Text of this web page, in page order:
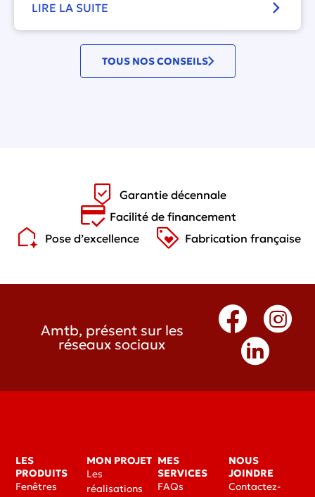
LIRE LA SUITE
TOUS NOS CONSEILS
Garantie décennale
Facilité de financement
Pose d’excellence
Fabrication française
Amtb, présent sur les
réseaux sociaux
LES
PRODUITS
Fenêtres
MON PROJET
Les
réalisations
MES
SERVICES
FAQs
NOUS
JOINDRE
Contactez-